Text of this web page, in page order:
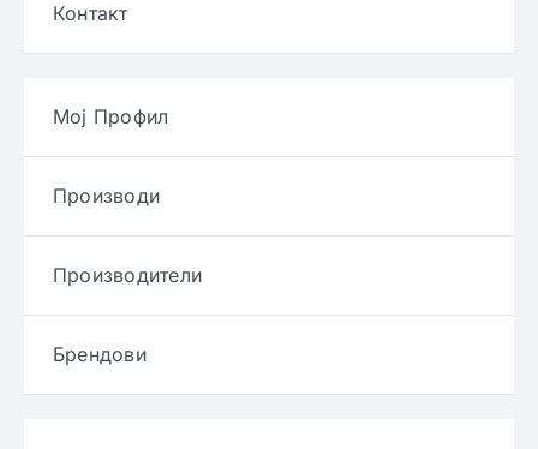
Контакт
Мој Профил
Производи
Производители
Брендови